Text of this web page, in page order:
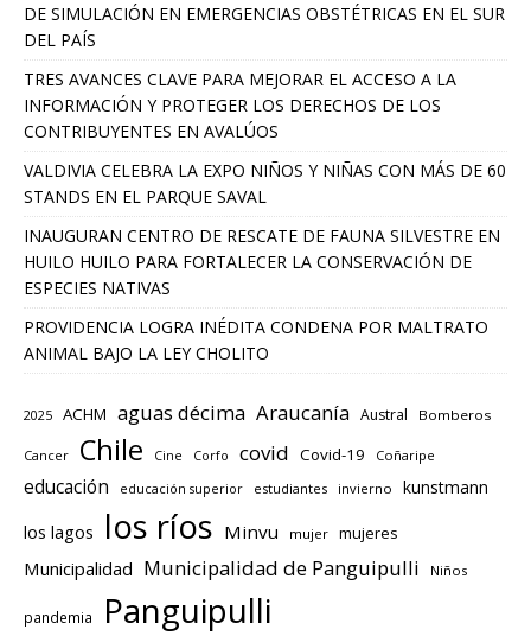
DE SIMULACIÓN EN EMERGENCIAS OBSTÉTRICAS EN EL SUR
DEL PAÍS
TRES AVANCES CLAVE PARA MEJORAR EL ACCESO A LA
INFORMACIÓN Y PROTEGER LOS DERECHOS DE LOS
CONTRIBUYENTES EN AVALÚOS
VALDIVIA CELEBRA LA EXPO NIÑOS Y NIÑAS CON MÁS DE 60
STANDS EN EL PARQUE SAVAL
INAUGURAN CENTRO DE RESCATE DE FAUNA SILVESTRE EN
HUILO HUILO PARA FORTALECER LA CONSERVACIÓN DE
ESPECIES NATIVAS
PROVIDENCIA LOGRA INÉDITA CONDENA POR MALTRATO
ANIMAL BAJO LA LEY CHOLITO
2025 ACHM aguas décima Araucanía Austral Bomberos
Cancer Chile Cine Corfo covid Covid-19 Coñaripe
educación educación superior estudiantes invierno kunstmann
los lagos los ríos Minvu mujer mujeres
Municipalidad Municipalidad de Panguipulli Niños
pandemia Panguipulli